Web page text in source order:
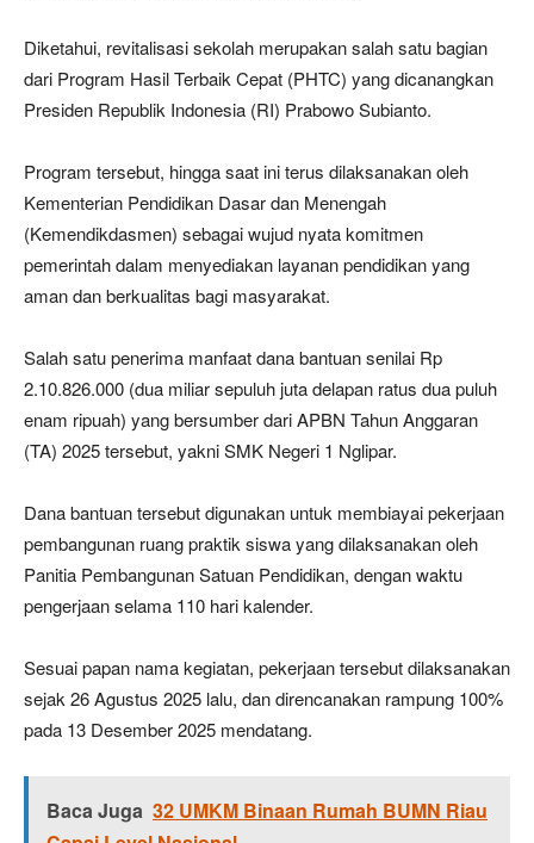
Diketahui, revitalisasi sekolah merupakan salah satu bagian
dari Program Hasil Terbaik Cepat (PHTC) yang dicanangkan
Presiden Republik Indonesia (RI) Prabowo Subianto.
Program tersebut, hingga saat ini terus dilaksanakan oleh
Kementerian Pendidikan Dasar dan Menengah
(Kemendikdasmen) sebagai wujud nyata komitmen
pemerintah dalam menyediakan layanan pendidikan yang
aman dan berkualitas bagi masyarakat.
Salah satu penerima manfaat dana bantuan senilai Rp
2.10.826.000 (dua miliar sepuluh juta delapan ratus dua puluh
enam ripuah) yang bersumber dari APBN Tahun Anggaran
(TA) 2025 tersebut, yakni SMK Negeri 1 Nglipar.
Dana bantuan tersebut digunakan untuk membiayai pekerjaan
pembangunan ruang praktik siswa yang dilaksanakan oleh
Panitia Pembangunan Satuan Pendidikan, dengan waktu
pengerjaan selama 110 hari kalender.
Sesuai papan nama kegiatan, pekerjaan tersebut dilaksanakan
sejak 26 Agustus 2025 lalu, dan direncanakan rampung 100%
pada 13 Desember 2025 mendatang.
Baca Juga 32 UMKM Binaan Rumah BUMN Riau